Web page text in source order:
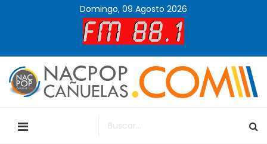
Domingo, 09 Agosto 2026